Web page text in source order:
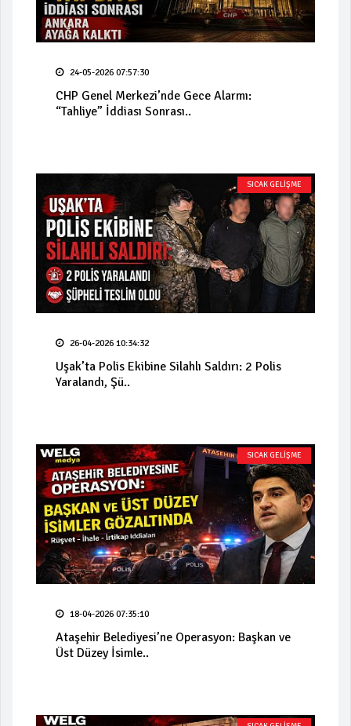
24-05-2026 07:57:30
CHP Genel Merkezi’nde Gece Alarmı:
“Tahliye” İddiası Sonrası..
SICAK GELİŞME
26-04-2026 10:34:32
Uşak’ta Polis Ekibine Silahlı Saldırı: 2 Polis
Yaralandı, Şü..
SICAK GELİŞME
18-04-2026 07:35:10
Ataşehir Belediyesi’ne Operasyon: Başkan ve
Üst Düzey İsimle..